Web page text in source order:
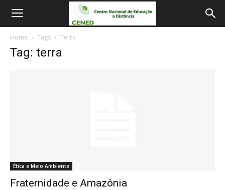
Home Tags Terra
Tag: terra
Ética e Meio Ambiente
Fraternidade e Amazônia